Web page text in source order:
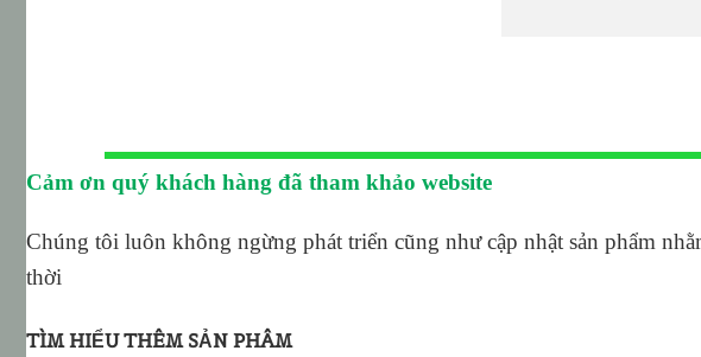
Cảm ơn quý khách hàng đã tham khảo website
Chúng tôi luôn không ngừng phát triển cũng như cập nhật sản phẩm
thời
TÌM HIỂU THÊM SẢN PHÂM